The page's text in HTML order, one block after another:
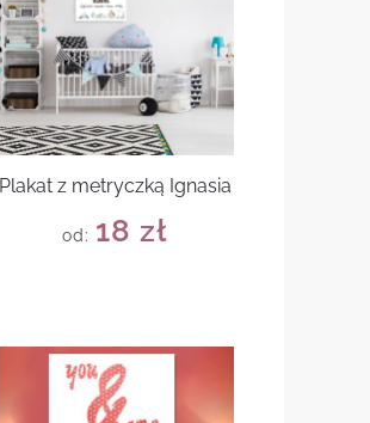
Plakat z metryczką Ignasia
od: 18zł